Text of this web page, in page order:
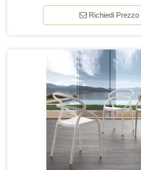
Richiedi Prezzo